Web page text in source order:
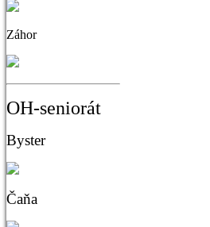
Záhor
OH-seniorát
Byster
Čaňa